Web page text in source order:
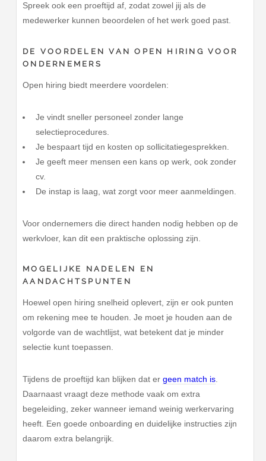
Spreek ook een proeftijd af, zodat zowel jij als de
medewerker kunnen beoordelen of het werk goed past.
DE VOORDELEN VAN OPEN HIRING VOOR
ONDERNEMERS
Open hiring biedt meerdere voordelen:
Je vindt sneller personeel zonder lange
selectieprocedures.
Je bespaart tijd en kosten op sollicitatiegesprekken.
Je geeft meer mensen een kans op werk, ook zonder
cv.
De instap is laag, wat zorgt voor meer aanmeldingen.
Voor ondernemers die direct handen nodig hebben op de
werkvloer, kan dit een praktische oplossing zijn.
MOGELIJKE NADELEN EN
AANDACHTSPUNTEN
Hoewel open hiring snelheid oplevert, zijn er ook punten
om rekening mee te houden. Je moet je houden aan de
volgorde van de wachtlijst, wat betekent dat je minder
selectie kunt toepassen.
Tijdens de proeftijd kan blijken dat ergeen match is
Daarnaast vraagt deze methode vaak om extra
begeleiding, zeker wanneer iemand weinig werkervaring
heeft. Een goede onboarding en duidelijke instructies zijn
daarom extra belangrijk.